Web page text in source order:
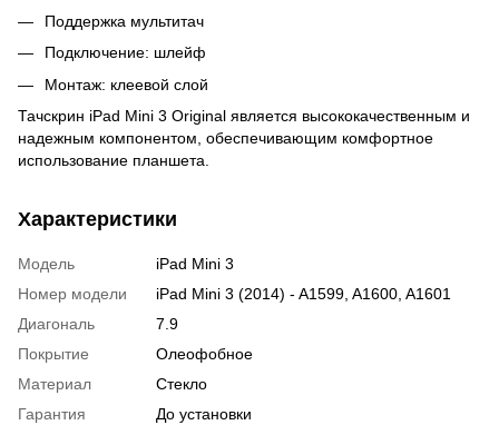
Поддержка мультитач
Подключение: шлейф
Монтаж: клеевой слой
Тачскрин iPad Mini 3 Original является высококачественным и
надежным компонентом, обеспечивающим комфортное
использование планшета.
Характеристики
Модель
iPad Mini 3
Номер модели
iPad Mini 3 (2014) - A1599, A1600, A1601
Диагональ
7.9
Покрытие
Олеофобное
Материал
Стекло
Гарантия
До установки